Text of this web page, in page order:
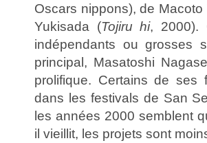
Oscars nippons), de Macoto
Yukisada (Tojiru hi, 2000).
indépendants ou grosses
principal, Masatoshi
prolifique. Certains de ses
dans les festivals de San
les années 2000 semblent
il vieillit, les projets sont